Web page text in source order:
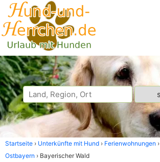
Startseite Unterkünfte mit Hund Ferienwohnungen
Ostbayern
Bayerischer Wald